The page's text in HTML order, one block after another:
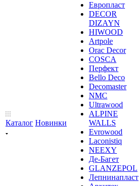
Каталог Новинки
Европласт
DECOR
DIZAYN
HIWOOD
Artpole
Orac Decor
COSCA
Перфект
Bello Deco
Decomaster
NMС
Ultrawood
ALPINE
WALLS
Evrowood
Laconistiq
NEEXY
Де-Багет
GLANZEPOL
Лепнинапласт